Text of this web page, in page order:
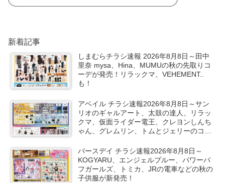
新着記事
しまむらチラシ速報 2026年8月8日～田中
里奈 mysa、Hina、MUMUの秋の先取りコ
ーデが発売！リラックマ、VEHEMENT..
も！
アベイル チラシ速報2026年8月8日～サン
リオのギャルアート、太鼓の達人、リラッ
クマ、仮面ライダー電王、クレヨンしんち
ゃん、グレムリン、トムとジェリーのコラ
バースデイ チラシ速報2026年8月8日～
KOGYARU、エンジェルブルー、パワーパ
フガールズ、トミカ、JRの電車などの秋の
子供服が新発売！